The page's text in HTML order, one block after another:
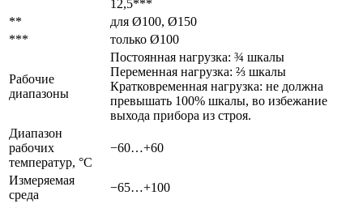
12,5***
**
для Ø100, Ø150
***
только Ø100
Рабочие
диапазоны
Постоянная нагрузка: ¾ шкалы
Переменная нагрузка: ⅔ шкалы
Кратковременная нагрузка: не должна
превышать 100% шкалы, во избежание
выхода прибора из строя.
Диапазон
рабочих
температур, °C
−60…+60
Измеряемая
среда
−65…+100